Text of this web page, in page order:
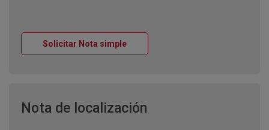
Solicitar Nota simpleVentana nueva
Nota de localización